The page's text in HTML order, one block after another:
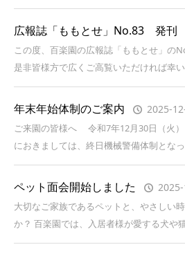
広報誌「ももとせ」No.83 発刊
この度、百楽園の広報誌「ももとせ」の
是非皆様方で広くご高覧いただければ幸
年末年始体制のご案内 2025-
ご来園の皆様へ 令和7年12月30日（火）
におきましては、終日機械警備体制とな
ペット面会開始しました
大切なご家族であるペットと、やさしい
か？ 百楽園では、入居者様が愛する犬や